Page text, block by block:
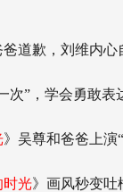
爸道歉，刘维内心
次”，学会勇敢表
》吴尊和爸爸上演
时光》画风秒变吐